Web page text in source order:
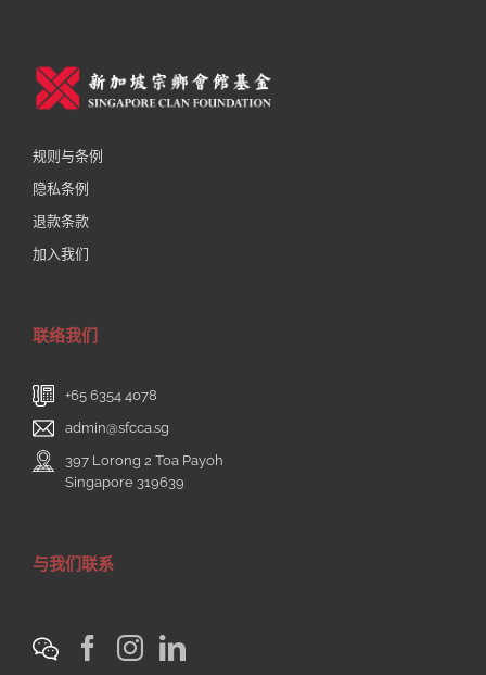
规则与条例
隐私条例
退款条款
加入我们
联络我们
+65 6354 4078
admin@sfcca.sg
397 Lorong 2 Toa Payoh
Singapore 319639
与我们联系